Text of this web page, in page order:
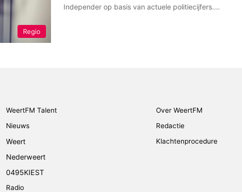
Regio
Independer op basis van actuele politiecijfers.…
WeertFM Talent
Nieuws
Weert
Nederweert
0495KIEST
Radio
Over WeertFM
Redactie
Klachtenprocedure